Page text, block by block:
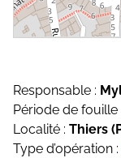
Études du
Études
Responsable :
Période de fouille
Localité : Thiers
Type d’opération :